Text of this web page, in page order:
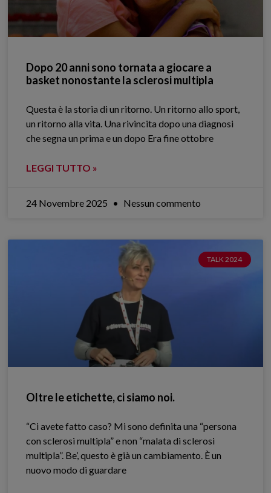
Dopo 20 anni sono tornata a giocare a
basket nonostante la sclerosi multipla
Questa è la storia di un ritorno. Un ritorno allo sport,
un ritorno alla vita. Una rivincita dopo una diagnosi
che segna un prima e un dopo Era fine ottobre
LEGGI TUTTO »
24 Novembre 2025 Nessun commento
TALK 2024
Oltre le etichette, ci siamo noi.
“Ci avete fatto caso? Mi sono definita una “persona
con sclerosi multipla” e non “malata di sclerosi
multipla”. Be’, questo è già un cambiamento. È un
nuovo modo di guardare